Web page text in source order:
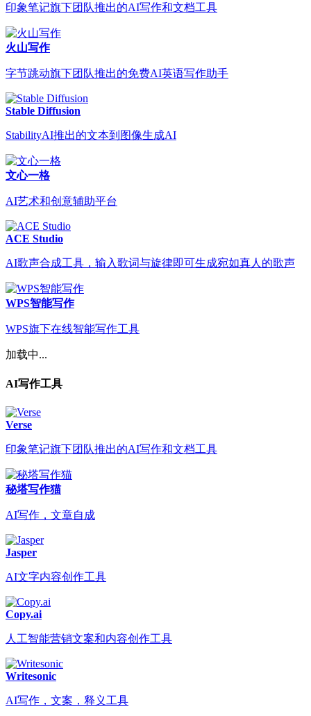
印象笔记旗下团队推出的AI写作和文档工具
火山写作
字节跳动旗下团队推出的免费AI英语写作助手
Stable Diffusion
StabilityAI推出的文本到图像生成AI
文心一格
AI艺术和创意辅助平台
ACE Studio
AI歌声合成工具，输入歌词与旋律即可生成宛如真人的歌声
WPS智能写作
WPS旗下在线智能写作工具
加载中...
AI写作工具
Verse
印象笔记旗下团队推出的AI写作和文档工具
秘塔写作猫
AI写作，文章自成
Jasper
AI文字内容创作工具
Copy.ai
人工智能营销文案和内容创作工具
Writesonic
AI写作，文案，释义工具